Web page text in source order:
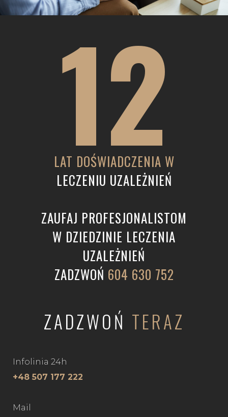
12
LAT DOŚWIADCZENIA W
LECZENIU UZALEŻNIEŃ
ZAUFAJ PROFESJONALISTOM
W DZIEDZINIE LECZENIA
UZALEŻNIEŃ
ZADZWOŃ 604 630 752
ZADZWOŃ TERAZ
Infolinia 24h
+48 507 177 222
Mail